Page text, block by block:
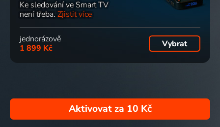
Ke sledování ve Smart TV
není třeba. Zjistit více
jednorázově
1 899 Kč
Vybrat
Aktivovat za 10 Kč